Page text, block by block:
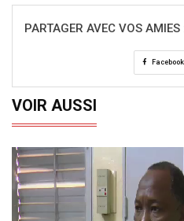
PARTAGER AVEC VOS AMIES
Facebook
VOIR AUSSI